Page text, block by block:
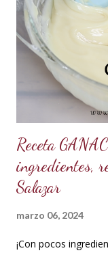
Receta
ingredientes,
Salazar
marzo 06, 2024
¡Con pocos